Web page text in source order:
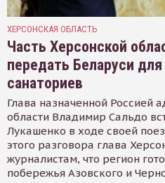
ХЕРСОНСКАЯ ОБЛАСТЬ
Часть Херсонской
передать Беларуси
санаториев
Глава назначенной Россией
области Владимир Сальдо
Лукашенко в ходе своей
этого разговора глава
журналистам, что регион
побережья Азовского и